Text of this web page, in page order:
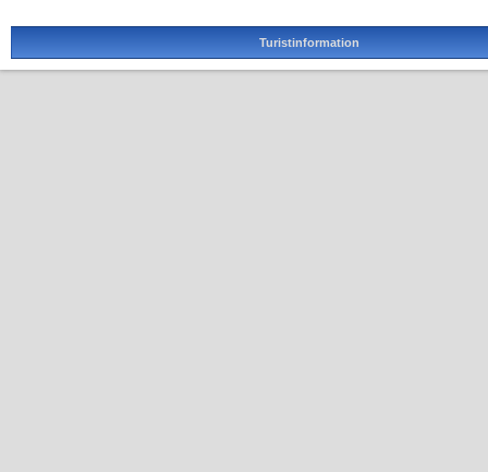
Turistinformation